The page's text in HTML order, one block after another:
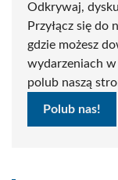
Odkrywaj,
Przyłącz się do
gdzie możesz
wydarzeniach
polub naszą
Polub nas!